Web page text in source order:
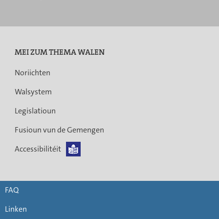
MEI ZUM THEMA WALEN
Noriichten
Walsystem
Legislatioun
Fusioun vun de Gemengen
Accessibilitéit
FAQ
Linken